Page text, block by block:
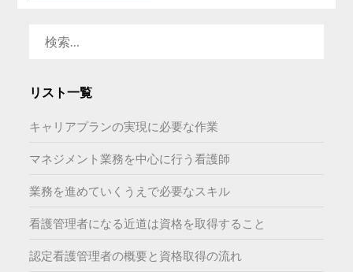
リスト一覧
キャリアプランの実現に必要な作業
マネジメント業務を中心に行う看護師
業務を進めていくうえで必要なスキル
看護管理者になる近道は資格を取得すること
認定看護管理者の概要と資格取得の流れ